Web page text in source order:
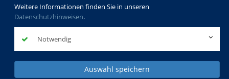
Weitere Informationen finden Sie in unseren
Datenschutzhinweisen.
Notwendig
Auswahl speichern